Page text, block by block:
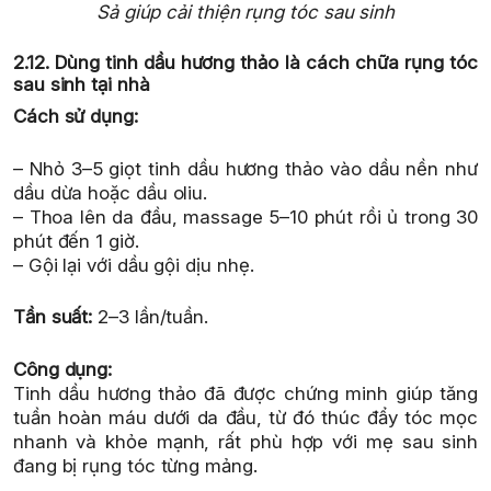
Sả giúp cải thiện rụng tóc sau sinh
2.12. Dùng tinh dầu hương thảo là cách chữa rụng tóc
sau sinh tại nhà
Cách sử dụng:
– Nhỏ 3–5 giọt tinh dầu hương thảo vào dầu nền như
dầu dừa hoặc dầu oliu.
– Thoa lên da đầu, massage 5–10 phút rồi ủ trong 30
phút đến 1 giờ.
– Gội lại với dầu gội dịu nhẹ.
Tần suất: 2–3 lần/tuần.
Công dụng:
Tinh dầu hương thảo đã được chứng minh giúp tăng
tuần hoàn máu dưới da đầu, từ đó thúc đẩy tóc mọc
nhanh và khỏe mạnh, rất phù hợp với mẹ sau sinh
đang bị rụng tóc từng mảng.